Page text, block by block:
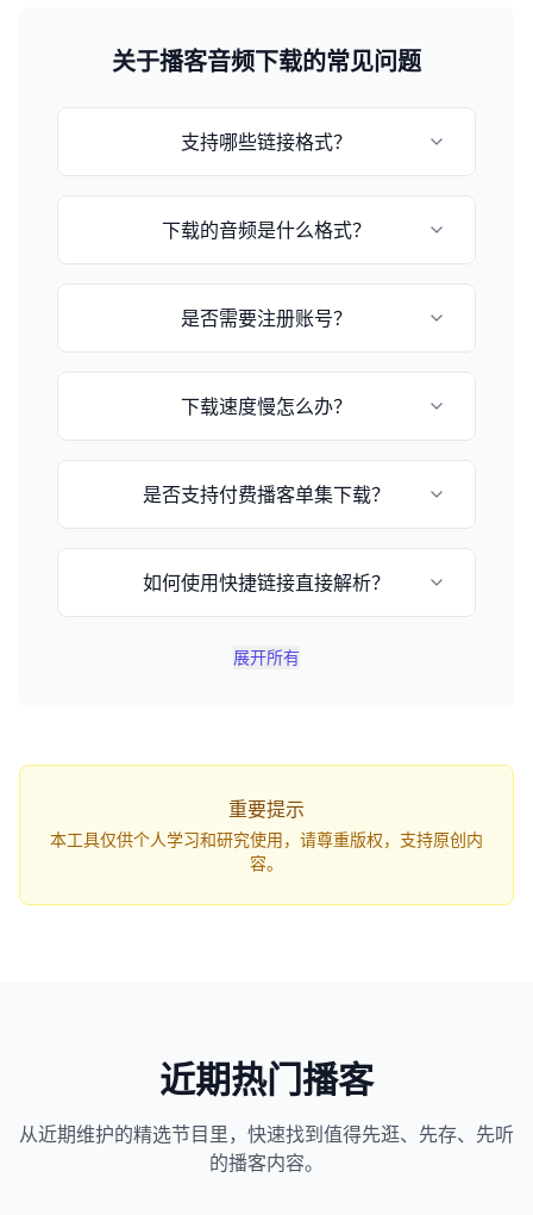
关于播客音频下载的常见问题
支持哪些链接格式？
接，格式为：
https://www.xiaoyuzhoufm.com/episode/[节
目ID] 或 https://podcasts.apple.com/[国
家]/podcast/[播客名称]/id[播客ID]
下载的音频是什么格式？
MP3或M4A格式。是否需要注册账号？
下载速度慢怎么办？
心等待或稍后重试。
是否支持付费播客单集下载？
提供付费单集下载解析功能。
如何使用快捷链接直接解析？
您可以在网址后加上 `?q=小宇宙链接`，例如
展开所有
重要提示
本工具仅供个人学习和研究使用，请尊重版权，支持原创内
容。
近期热门播客
从近期维护的精选节目里，快速找到值得先逛、先存、先听
的播客内容。